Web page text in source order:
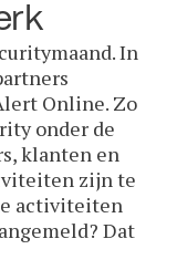
In
Online. Zo
onder de
klanten en
zijn te
activiteiten
Dat